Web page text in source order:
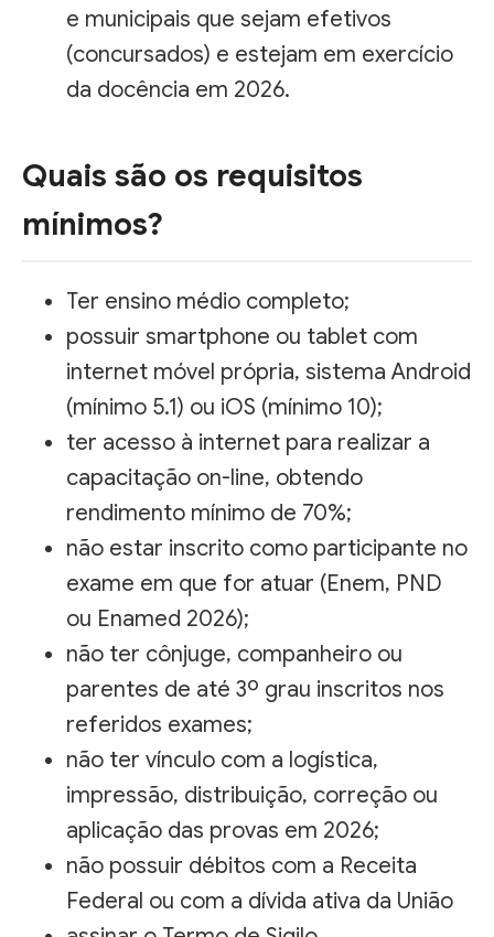
e municipais que sejam efetivos
(concursados) e estejam em exercício
da docência em 2026.
Quais são os requisitos
mínimos?
Ter ensino médio completo;
possuir smartphone ou tablet com
internet móvel própria, sistema Android
(mínimo 5.1) ou iOS (mínimo 10);
ter acesso à internet para realizar a
capacitação on-line, obtendo
rendimento mínimo de 70%;
não estar inscrito como participante no
exame em que for atuar (Enem, PND
ou Enamed 2026);
não ter cônjuge, companheiro ou
parentes de até 3º grau inscritos nos
referidos exames;
não ter vínculo com a logística,
impressão, distribuição, correção ou
aplicação das provas em 2026;
não possuir débitos com a Receita
Federal ou com a dívida ativa da União